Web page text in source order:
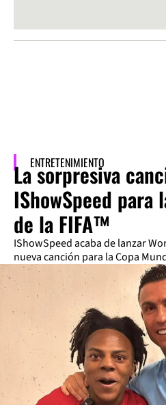
ENTRETENIMIENTO
La sorpresiva
IShowSpeed para
de la FIFA™
IShowSpeed acaba de lanzar
nueva canción para la Copa